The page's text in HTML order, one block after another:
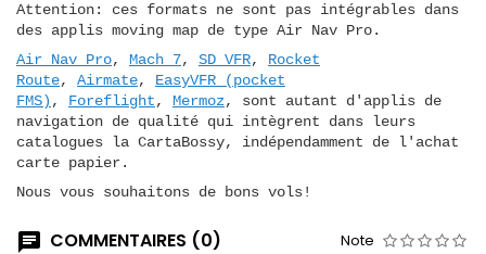
Attention: ces formats ne sont pas intégrables dans
des applis moving map de type Air Nav Pro.
Air Nav Pro, Mach 7, SD VFR, Rocket
Route, Airmate, EasyVFR (pocket
FMS) , Foreflight, Mermoz, sont autant d'applis de
navigation de qualité qui intègrent dans leurs
catalogues la CartaBossy, indépendamment de l'achat
carte papier.
Nous vous souhaitons de bons vols!
COMMENTAIRES (0) Note